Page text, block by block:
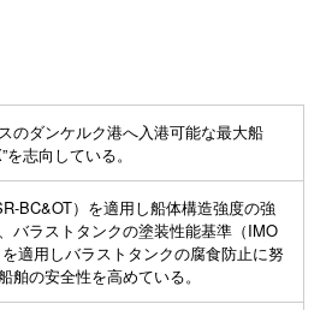
のダンケルク港へ入港可能な最大船
志向している。
BC&OT）を適用し船体構造強度の強
バラストタンクの塗装性能基準（IMO
適用しバラストタンクの腐食防止に努
舶の安全性を高めている。